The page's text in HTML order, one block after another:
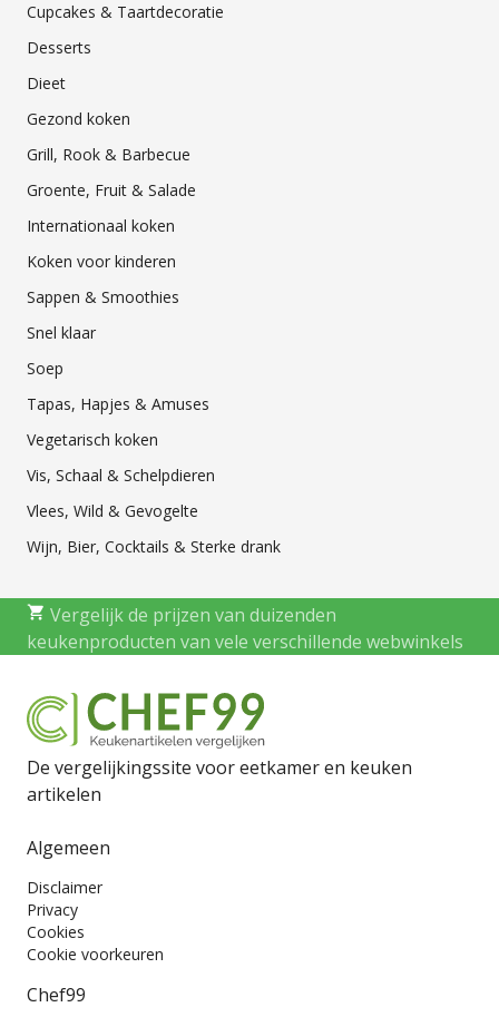
Cupcakes & Taartdecoratie
Desserts
Dieet
Gezond koken
Grill, Rook & Barbecue
Groente, Fruit & Salade
Internationaal koken
Koken voor kinderen
Sappen & Smoothies
Snel klaar
Soep
Tapas, Hapjes & Amuses
Vegetarisch koken
Vis, Schaal & Schelpdieren
Vlees, Wild & Gevogelte
Wijn, Bier, Cocktails & Sterke drank
Vergelijk de prijzen van duizenden
keukenproducten van vele verschillende webwinkels
De vergelijkingssite voor eetkamer en keuken
artikelen
Algemeen
Disclaimer
Privacy
Cookies
Cookie voorkeuren
Chef99